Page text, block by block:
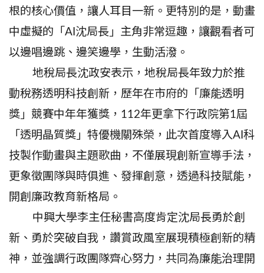
根的核心價值，讓人耳目一新。更特別的是，動畫
中虛擬的「AI沈局長」主角非常逗趣，讓觀看者可
以邊唱邊跳、邊笑邊學，生動活潑。
地稅局長沈政安表示，地稅局長年致力於推
動稅務透明科技創新，歷年在市府的「廉能透明
獎」競賽中年年獲獎，112年更拿下行政院第1屆
「透明晶質獎」特優機關殊榮，此次首度導入AI科
技製作動畫與主題歌曲，不僅展現創新宣導手法，
更象徵團隊與時俱進、發揮創意，透過科技賦能，
開創廉政教育新格局。
中興大學李主任秘書高度肯定沈局長勇於創
新、勇於突破自我，讚賞政風室展現積極創新的精
神，並強調行政團隊齊心努力，共同為廉能治理開